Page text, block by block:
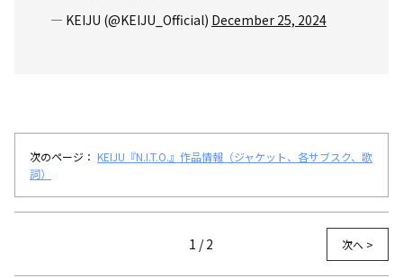
— KEIJU (@KEIJU_Official) December 25, 2024
次のページ： KEIJU『N.I.T.O.』作品情報（ジャケット、各サブスク、歌
詞）
1 / 2 次へ >